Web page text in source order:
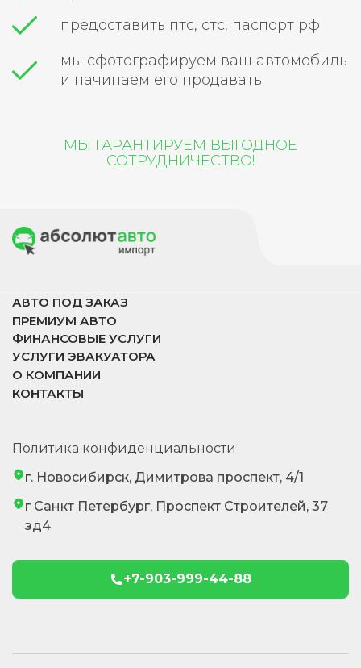
предоставить птс, стс, паспорт рф
мы сфотографируем ваш автомобиль
и начинаем его продавать
МЫ ГАРАНТИРУЕМ ВЫГОДНОЕ
СОТРУДНИЧЕСТВО!
АВТО ПОД ЗАКАЗ
ПРЕМИУМ АВТО
ФИНАНСОВЫЕ УСЛУГИ
УСЛУГИ ЭВАКУАТОРА
О КОМПАНИИ
КОНТАКТЫ
Политика конфиденциальности
г. Новосибирск, Димитрова проспект, 4/1
г Санкт Петербург, Проспект Строителей, 37
зд4
+7-903-999-44-88